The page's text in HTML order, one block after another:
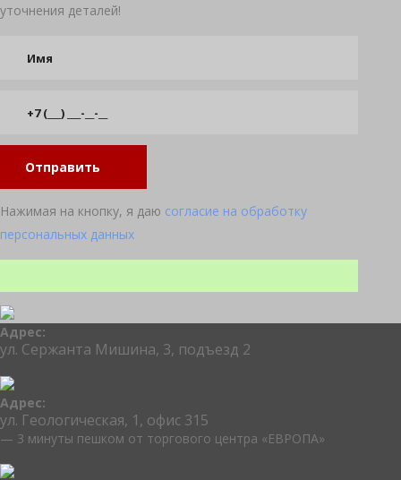
уточнения деталей!
Отправить
Нажимая на кнопку, я даю согласие на обработку
персональных данных
Адрес:
ул. Сержанта Мишина, 3, подъезд 2
Адрес:
ул. Геологическая, 1, офис 315
— 3 минуты пешком от торгового центра «ЕВРОПА»